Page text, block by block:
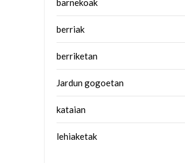
barnekoak
berriak
berriketan
Jardun gogoetan
kataian
lehiaketak